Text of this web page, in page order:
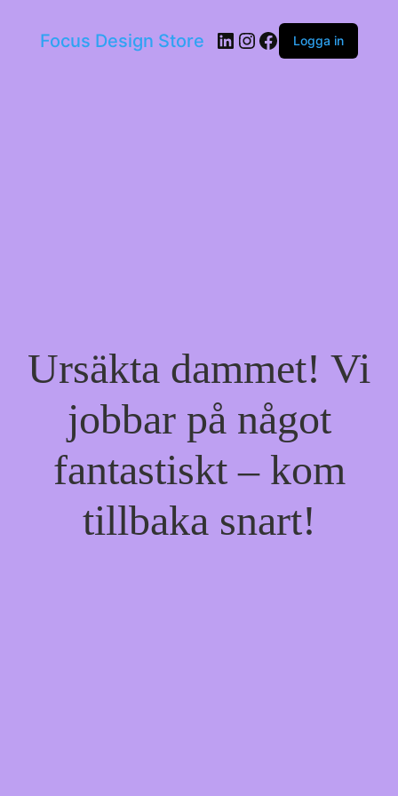
Focus Design Store LinkedIn
Instagram
Facebook
Logga in
Ursäkta dammet! Vi
jobbar på något
fantastiskt – kom
tillbaka snart!